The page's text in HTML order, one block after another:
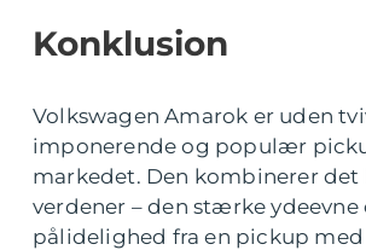
Konklusion
Volkswagen Amarok er uden
imponerende og populær
markedet. Den kombinerer det
verdener – den stærke ydeevne
pålidelighed fra en pickup